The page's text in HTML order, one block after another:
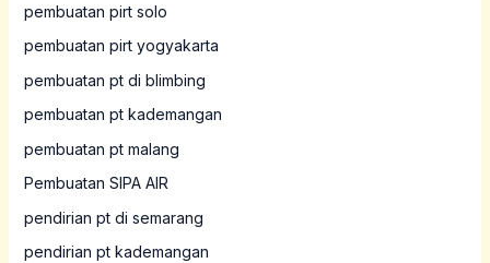
pembuatan pirt solo
pembuatan pirt yogyakarta
pembuatan pt di blimbing
pembuatan pt kademangan
pembuatan pt malang
Pembuatan SIPA AIR
pendirian pt di semarang
pendirian pt kademangan